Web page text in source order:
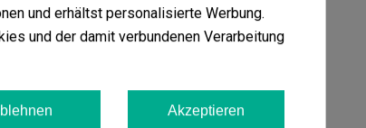
und erhältst personalisierte Werbung.
und der damit verbundenen Verarbeitung
Akzeptieren